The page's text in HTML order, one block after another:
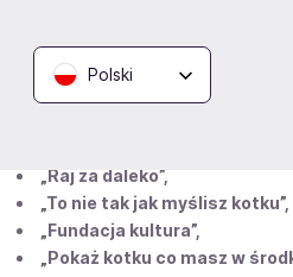
Polski
„Los chłopacos”,
„Barbórka”,
„Raj za daleko”,
„To nie tak jak myślisz kotku”,
„Fundacja kultura”,
„Pokaż kotku co masz w